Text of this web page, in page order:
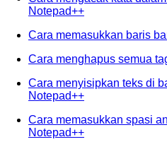
Notepad++
Cara memasukkan baris
Cara menghapus semua
Cara menyisipkan teks di
Notepad++
Cara memasukkan spasi
Notepad++